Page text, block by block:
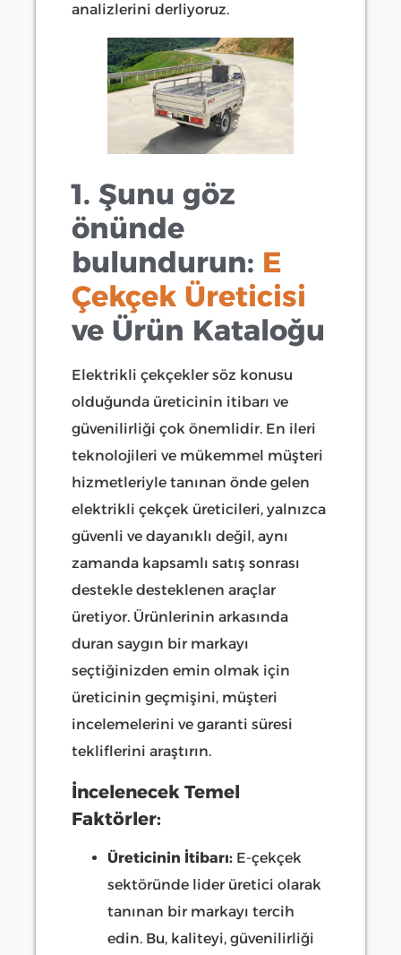
analizlerini derliyoruz.
1. Şunu göz
önünde
bulundurun: E
Çekçek Üreticisi
ve Ürün Kataloğu
Elektrikli çekçekler söz konusu
olduğunda üreticinin itibarı ve
güvenilirliği çok önemlidir. En ileri
teknolojileri ve mükemmel müşteri
hizmetleriyle tanınan önde gelen
elektrikli çekçek üreticileri, yalnızca
güvenli ve dayanıklı değil, aynı
zamanda kapsamlı satış sonrası
destekle desteklenen araçlar
üretiyor. Ürünlerinin arkasında
duran saygın bir markayı
seçtiğinizden emin olmak için
üreticinin geçmişini, müşteri
incelemelerini ve garanti süresi
tekliflerini araştırın.
İncelenecek Temel
Faktörler:
Üreticinin İtibarı: E-çekçek
sektöründe lider üretici olarak
tanınan bir markayı tercih
edin. Bu, kaliteyi, güvenilirliği